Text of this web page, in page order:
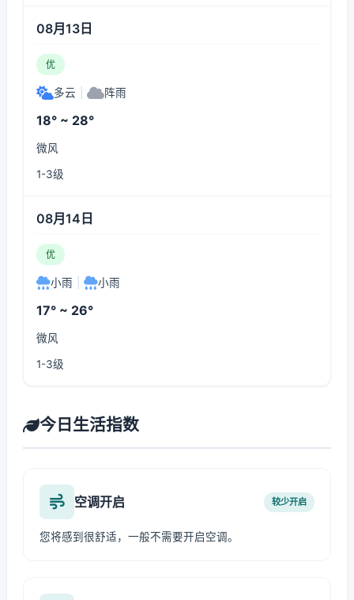
08月13日
优
多云 阵雨
18° ~ 28°
微风
1-3级
08月14日
优
小雨 小雨
17° ~ 26°
微风
1-3级
今日生活指数
空调开启 较少开启
您将感到很舒适，一般不需要开启空调。